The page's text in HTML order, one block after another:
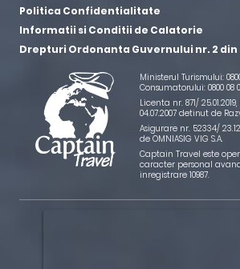
Politica Confidentialitate
Informatii si Conditii de Calatorie
Drepturi Ordonanta Guvernului nr. 2 din
Ministerul Turismului:
Consumatorului: 0800 08
Licenta nr. 871/ 25.01.2019,
04.07.2007 detinut de
Asigurare nr. 52334/
de OMNIASIG VIG S.A.
Captain Travel este
caracter personal
inregistrare 10987.